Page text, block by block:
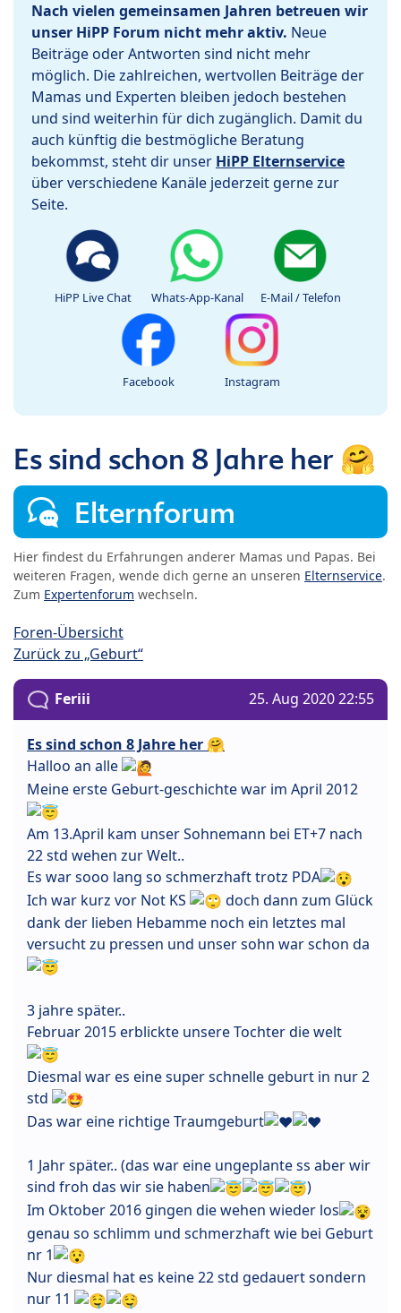
Nach vielen gemeinsamen Jahren betreuen wir
unser HiPP Forum nicht mehr aktiv. Neue
Beiträge oder Antworten sind nicht mehr
möglich. Die zahlreichen, wertvollen Beiträge der
Mamas und Experten bleiben jedoch bestehen
und sind weiterhin für dich zugänglich. Damit du
auch künftig die bestmögliche Beratung
bekommst, steht dir unser HiPP Elternservice
über verschiedene Kanäle jederzeit gerne zur
Seite.
HiPP Live Chat Whats-App-Kanal E-Mail / Telefon
Facebook Instagram
Es sind schon 8 Jahre her 🤗
Elternforum
Hier findest du Erfahrungen anderer Mamas und Papas. Bei
weiteren Fragen, wende dich gerne an unseren Elternservice.
Zum Expertenforum wechseln.
Foren-Übersicht
Zurück zu „Geburt“
Feriii 25. Aug 2020 22:55
Es sind schon 8 Jahre her 🤗
Halloo an alle
Meine erste Geburt-geschichte war im April 2012
Am 13.April kam unser Sohnemann bei ET+7 nach
22 std wehen zur Welt..
Es war sooo lang so schmerzhaft trotz PDA
Ich war kurz vor Not KS
doch dann zum Glück
dank der lieben Hebamme noch ein letztes mal
versucht zu pressen und unser sohn war schon da
3 jahre später..
Februar 2015 erblickte unsere Tochter die welt
Diesmal war es eine super schnelle geburt in nur 2
std
Das war eine richtige Traumgeburt
1 Jahr später.. (das war eine ungeplante ss aber wir
sind froh das wir sie haben
)
Im Oktober 2016 gingen die wehen wieder los
genau so schlimm und schmerzhaft wie bei Geburt
nr 1
Nur diesmal hat es keine 22 std gedauert sondern
nur 11